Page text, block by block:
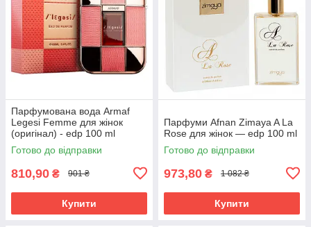
Парфумована вода Armaf
Legesi Femme для жінок
(оригінал) - edp 100 ml
Готово до відправки
810,90 ₴ 901 ₴
Купити
Парфуми Afnan Zimaya A La
Rose для жінок — edp 100 ml
Готово до відправки
973,80 ₴ 1 082 ₴
Купити